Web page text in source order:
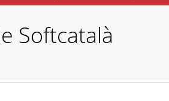
Softcatalà